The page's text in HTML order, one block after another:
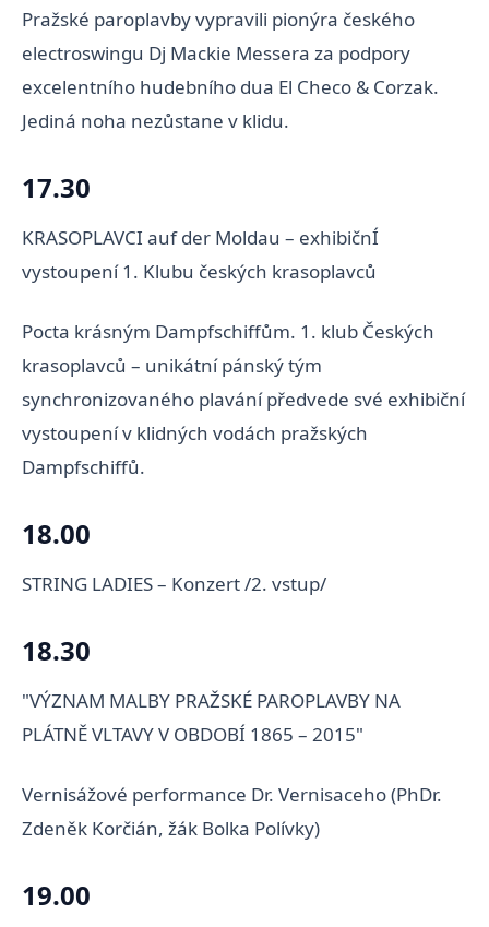
Pražské paroplavby vypravili pionýra českého
electroswingu Dj Mackie Messera za podpory
excelentního hudebního dua El Checo & Corzak.
Jediná noha nezůstane v klidu.
17.30
KRASOPLAVCI auf der Moldau – exhibičnÍ
vystoupení 1. Klubu českých krasoplavců
Pocta krásným Dampfschiffům. 1. klub Českých
krasoplavců – unikátní pánský tým
synchronizovaného plavání předvede své exhibiční
vystoupení v klidných vodách pražských
Dampfschiffů.
18.00
STRING LADIES – Konzert /2. vstup/
18.30
"VÝZNAM MALBY PRAŽSKÉ PAROPLAVBY NA
PLÁTNĚ VLTAVY V OBDOBÍ 1865 – 2015"
Vernisážové performance Dr. Vernisaceho (PhDr.
Zdeněk Korčián, žák Bolka Polívky)
19.00